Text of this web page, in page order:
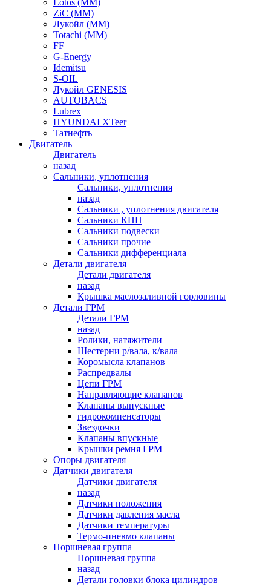
Lotos (ММ)
ZiC (ММ)
Лукойл (ММ)
Totachi (MM)
FF
G-Energy
Idemitsu
S-OIL
Лукойл GENESIS
AUTOBACS
Lubrex
HYUNDAI XTeer
Татнефть
Двигатель
Двигатель
назад
Сальники, уплотнения
Сальники, уплотнения
назад
Сальники , уплотнения двигателя
Сальники КПП
Сальники подвески
Сальники прочие
Сальники дифференциала
Детали двигателя
Детали двигателя
назад
Крышка маслозаливной горловины
Детали ГРМ
Детали ГРМ
назад
Ролики, натяжители
Шестерни р/вала, к/вала
Коромысла клапанов
Распредвалы
Цепи ГРМ
Направляющие клапанов
Клапаны выпускные
гидрокомпенсаторы
Звездочки
Клапаны впускные
Крышки ремня ГРМ
Опоры двигателя
Датчики двигателя
Датчики двигателя
назад
Датчики положения
Датчики давления масла
Датчики температуры
Термо-пневмо клапаны
Поршневая группа
Поршневая группа
назад
Детали головки блока цилиндров